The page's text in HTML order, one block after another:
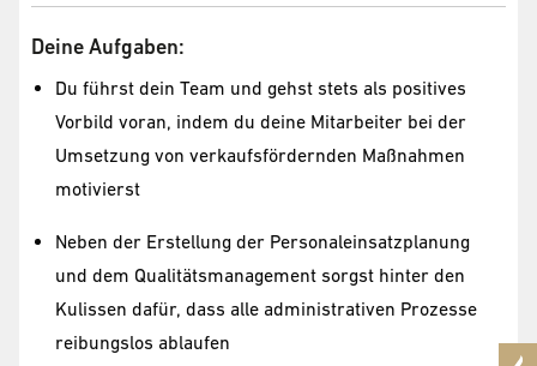
Deine Aufgaben:
Du führst dein Team und gehst stets als positives
Vorbild voran, indem du deine Mitarbeiter bei der
Umsetzung von verkaufsfördernden Maßnahmen
motivierst
Neben der Erstellung der Personaleinsatzplanung
und dem Qualitätsmanagement sorgst hinter den
Kulissen dafür, dass alle administrativen Prozesse
reibungslos ablaufen